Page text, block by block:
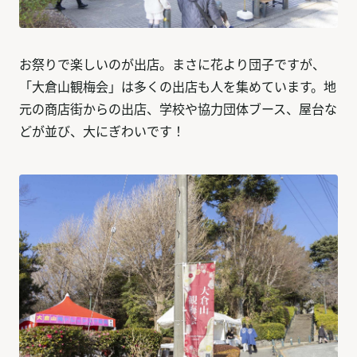
お祭りで楽しいのが出店。まさに花より団子ですが、
「大倉山観梅会」は多くの出店も人を集めています。地
元の商店街からの出店、学校や協力団体ブース、屋台な
どが並び、大にぎわいです！